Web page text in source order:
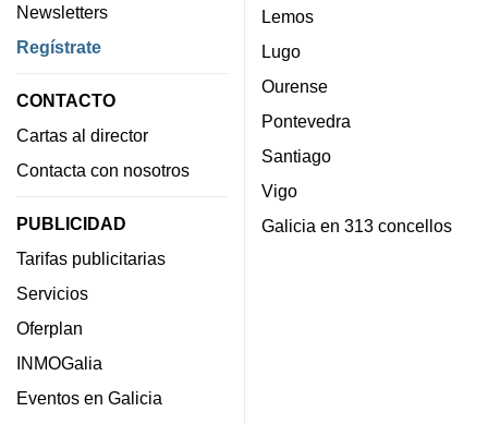
Newsletters
Regístrate
CONTACTO
Cartas al director
Contacta con nosotros
PUBLICIDAD
Tarifas publicitarias
Servicios
Oferplan
INMOGalia
Eventos en Galicia
Lemos
Lugo
Ourense
Pontevedra
Santiago
Vigo
Galicia en 313 concellos